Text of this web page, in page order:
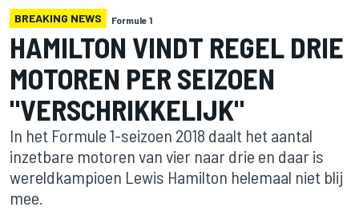
BREAKING NEWS Formule 1
HAMILTON VINDT REGEL DRIE
MOTOREN PER SEIZOEN
"VERSCHRIKKELIJK"
In het Formule 1-seizoen 2018 daalt het aantal
inzetbare motoren van vier naar drie en daar is
wereldkampioen Lewis Hamilton helemaal niet blij
mee.